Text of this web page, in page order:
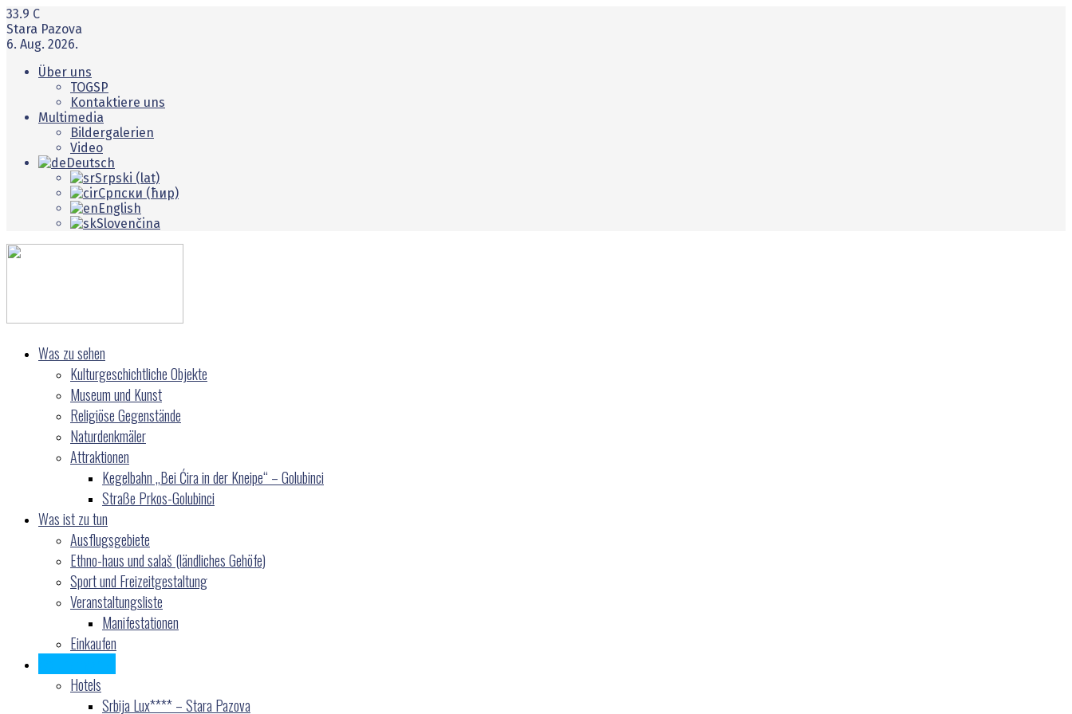
33.9 C
Stara Pazova
6. Aug. 2026.
Über uns
TOGSP
Kontaktiere uns
Multimedia
Bildergalerien
Video
Deutsch
Srpski (lat)
Српски (ћир)
English
Slovenčina
Was zu sehen
Kulturgeschichtliche Objekte
Museum und Kunst
Religiöse Gegenstände
Naturdenkmäler
Attraktionen
Kegelbahn „Bei Ćira in der Kneipe“ – Golubinci
Straße Prkos-Golubinci
Was ist zu tun
Ausflugsgebiete
Ethno-haus und salaš (ländliches Gehöfe)
Sport und Freizeitgestaltung
Veranstaltungsliste
Manifestationen
Einkaufen
Hotels
Srbija Lux**** – Stara Pazova